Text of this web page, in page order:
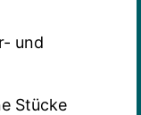
und
Stücke